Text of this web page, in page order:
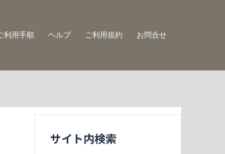
利用手順 ヘルプ ご利用規約 お問合せ
サイト内検索